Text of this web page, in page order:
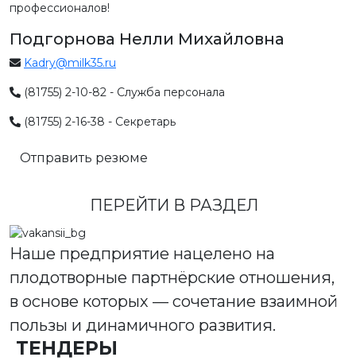
профессионалов!
Подгорнова Нелли Михайловна
Kadry@milk35.ru
(81755) 2-10-82 - Служба персонала
(81755) 2-16-38 - Секретарь
Отправить резюме
ПЕРЕЙТИ В РАЗДЕЛ
Наше предприятие нацелено на
плодотворные партнёрские отношения,
в основе которых — сочетание взаимной
пользы и динамичного развития.
ТЕНДЕРЫ